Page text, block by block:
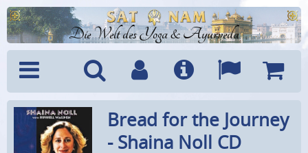
Die Welt des Yoga & Ayurveda
Menü SucheBenutzerkonto
Info Sprachen
Bread for the Journey
- Shaina Noll CD